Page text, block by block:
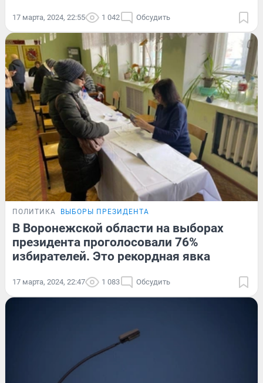
17 марта, 2024, 22:55 1 042 Обсудить
ПОЛИТИКА ВЫБОРЫ ПРЕЗИДЕНТА
В Воронежской области на выборах
президента проголосовали 76%
избирателей. Это рекордная явка
17 марта, 2024, 22:47 1 083 Обсудить